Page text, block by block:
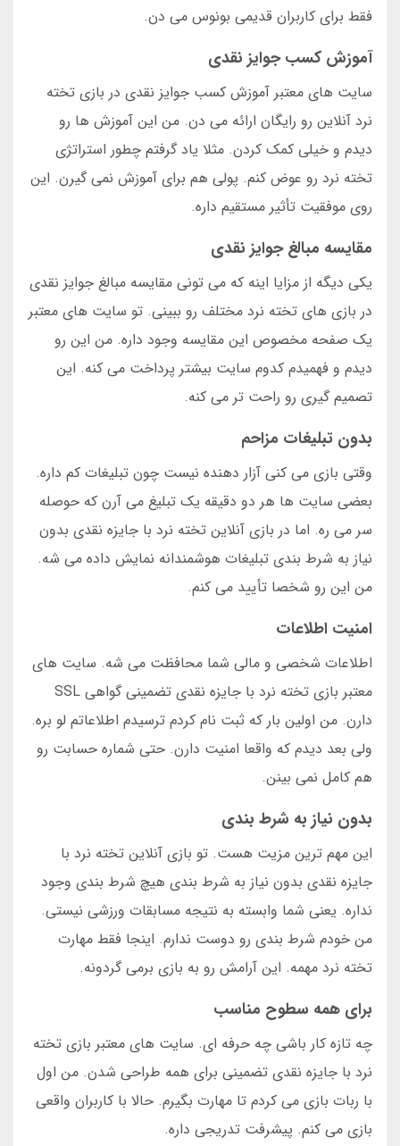
فقط برای کاربران قدیمی بونوس می دن.
آموزش کسب جوایز نقدی
سایت های معتبر آموزش کسب جوایز نقدی در بازی تخته
نرد آنلاین رو رایگان ارائه می دن. من این آموزش ها رو
دیدم و خیلی کمک کردن. مثلا یاد گرفتم چطور استراتژی
تخته نرد رو عوض کنم. پولی هم برای آموزش نمی گیرن. این
روی موفقیت تأثیر مستقیم داره.
مقایسه مبالغ جوایز نقدی
یکی دیگه از مزایا اینه که می تونی مقایسه مبالغ جوایز نقدی
در بازی های تخته نرد مختلف رو ببینی. تو سایت های معتبر
یک صفحه مخصوص این مقایسه وجود داره. من این رو
دیدم و فهمیدم کدوم سایت بیشتر پرداخت می کنه. این
تصمیم گیری رو راحت تر می کنه.
بدون تبلیغات مزاحم
وقتی بازی می کنی آزار دهنده نیست چون تبلیغات کم داره.
بعضی سایت ها هر دو دقیقه یک تبلیغ می آرن که حوصله
سر می ره. اما در بازی آنلاین تخته نرد با جایزه نقدی بدون
نیاز به شرط بندی تبلیغات هوشمندانه نمایش داده می شه.
من این رو شخصا تأیید می کنم.
امنیت اطلاعات
اطلاعات شخصی و مالی شما محافظت می شه. سایت های
معتبر بازی تخته نرد با جایزه نقدی تضمینی گواهی SSL
دارن. من اولین بار که ثبت نام کردم ترسیدم اطلاعاتم لو بره.
ولی بعد دیدم که واقعا امنیت دارن. حتی شماره حسابت رو
هم کامل نمی بینن.
بدون نیاز به شرط بندی
این مهم ترین مزیت هست. تو بازی آنلاین تخته نرد با
جایزه نقدی بدون نیاز به شرط بندی هیچ شرط بندی وجود
نداره. یعنی شما وابسته به نتیجه مسابقات ورزشی نیستی.
من خودم شرط بندی رو دوست ندارم. اینجا فقط مهارت
تخته نرد مهمه. این آرامش رو به بازی برمی گردونه.
برای همه سطوح مناسب
چه تازه کار باشی چه حرفه ای. سایت های معتبر بازی تخته
نرد با جایزه نقدی تضمینی برای همه طراحی شدن. من اول
با ربات بازی می کردم تا مهارت بگیرم. حالا با کاربران واقعی
بازی می کنم. پیشرفت تدریجی داره.